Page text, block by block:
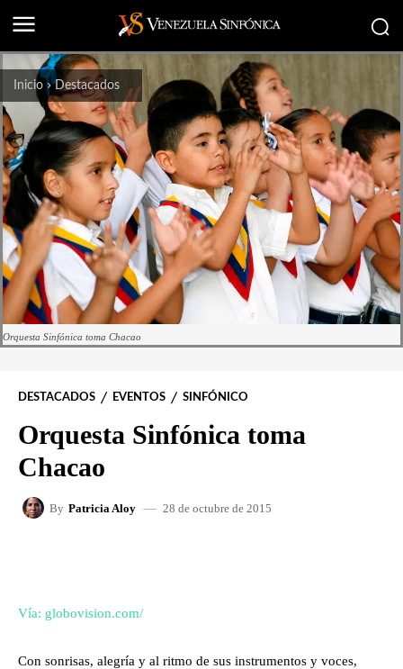
Inicio Destacados
Orquesta Sinfónica toma Chacao
DESTACADOS EVENTOS SINFÓNICO
Orquesta Sinfónica toma
Chacao
By Patricia Aloy 28 de octubre de 2015
Vía: globovision.com/
Con sonrisas, alegría y al ritmo de sus instrumentos y voces,